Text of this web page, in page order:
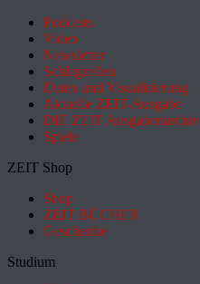
Podcasts
Video
Newsletter
Schlagzeilen
Daten und Visualisierung
Aktuelle ZEIT-Ausgabe
DIE ZEIT Ausgabenarchiv
Spiele
ZEIT Shop
Shop
ZEIT BÜCHER
Geschenke
Studium